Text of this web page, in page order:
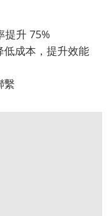
提升 75%
成本，提升效能
繫